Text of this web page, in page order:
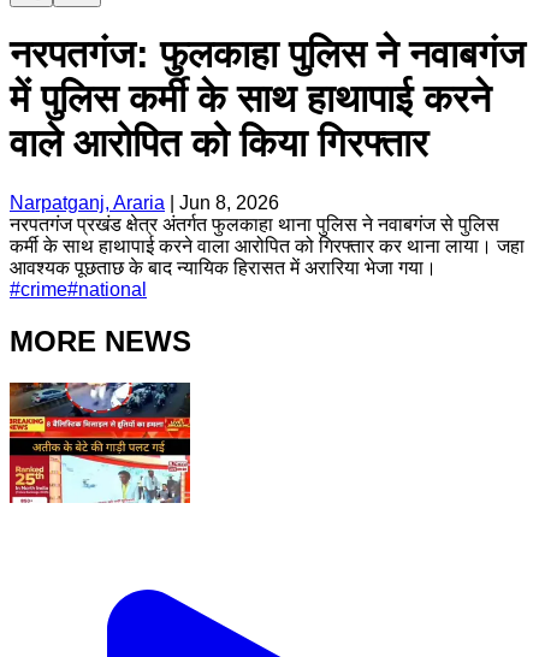
नरपतगंज: फुलकाहा पुलिस ने नवाबगंज
में पुलिस कर्मी के साथ हाथापाई करने
वाले आरोपित को किया गिरफ्तार
Narpatganj, Araria
Jun 8, 2026
नरपतगंज प्रखंड क्षेत्र अंतर्गत फुलकाहा थाना पुलिस ने नवाबगंज से पुलिस
कर्मी के साथ हाथापाई करने वाला आरोपित को गिरफ्तार कर थाना लाया। जहा
आवश्यक पूछताछ के बाद न्यायिक हिरासत में अरारिया भेजा गया।
#crime#national
MORE NEWS